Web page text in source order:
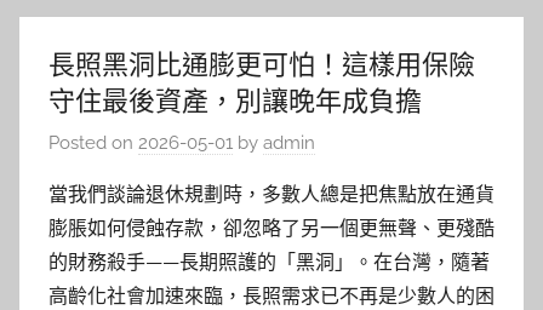
長照黑洞比通膨更可怕！這樣用保險
守住最後資產，別讓晚年成負擔
Posted on 2026-05-01 by admin
當我們談論退休規劃時，多數人總是把焦點放在通貨
膨脹如何侵蝕存款，卻忽略了另一個更無聲、更殘酷
的財務殺手——長期照護的「黑洞」。在台灣，隨著
高齡化社會加速來臨，長照需求已不再是少數人的困